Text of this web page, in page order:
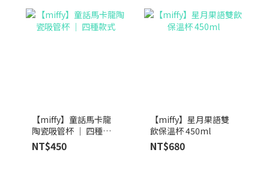
【miffy】童話馬卡龍
陶瓷吸管杯 ｜ 四種款
式
NT$450
【miffy】星月果語雙
飲保溫杯 450ml
NT$680